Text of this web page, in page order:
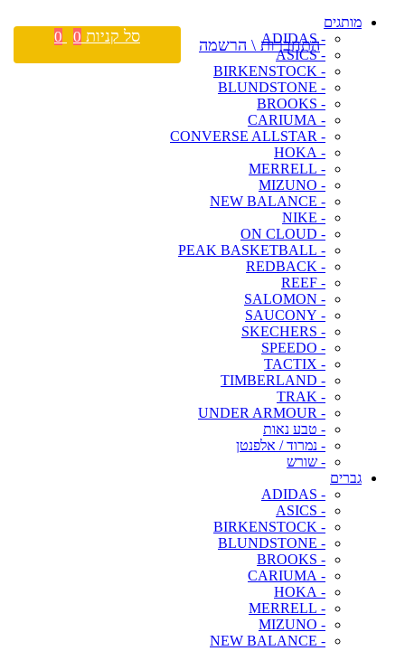
מותגים
- ADIDAS
- ASICS
- BIRKENSTOCK
- BLUNDSTONE
- BROOKS
- CARIUMA
- CONVERSE ALLSTAR
- HOKA
- MERRELL
- MIZUNO
- NEW BALANCE
- NIKE
- ON CLOUD
- PEAK BASKETBALL
- REDBACK
- REEF
- SALOMON
- SAUCONY
- SKECHERS
- SPEEDO
- TACTIX
- TIMBERLAND
- TRAK
- UNDER ARMOUR
- טבע נאות
- נמרוד / אלפנטן
- שורש
גברים
- ADIDAS
- ASICS
- BIRKENSTOCK
- BLUNDSTONE
- BROOKS
- CARIUMA
- HOKA
- MERRELL
- MIZUNO
- NEW BALANCE
התחברות \ הרשמה סל קניות 0
0